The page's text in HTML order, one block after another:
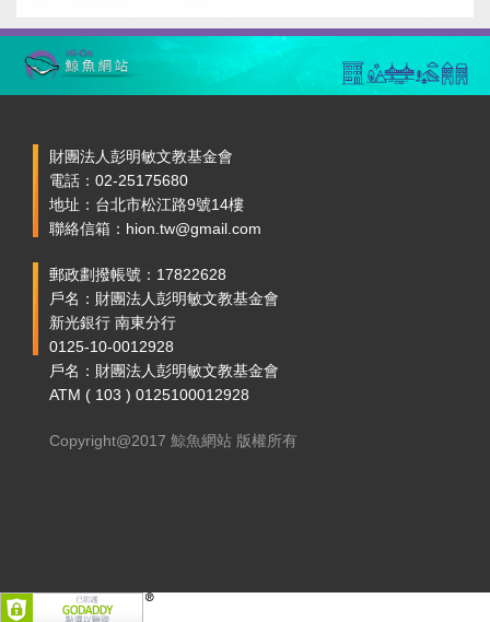
財團法人彭明敏文教基金會
電話：02-25175680
地址：台北市松江路9號14樓
聯絡信箱：hion.tw@gmail.com
郵政劃撥帳號：17822628
戶名：財團法人彭明敏文教基金會
新光銀行 南東分行
0125-10-0012928
戶名：財團法人彭明敏文教基金會
ATM ( 103 ) 0125100012928
Copyright@2017 鯨魚網站 版權所有